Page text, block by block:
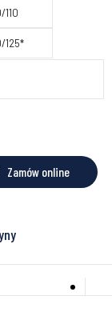
110
125*
Zamów online